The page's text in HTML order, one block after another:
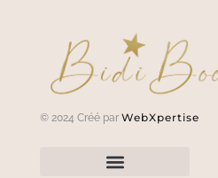
© 2024 Créé par WebXpertise